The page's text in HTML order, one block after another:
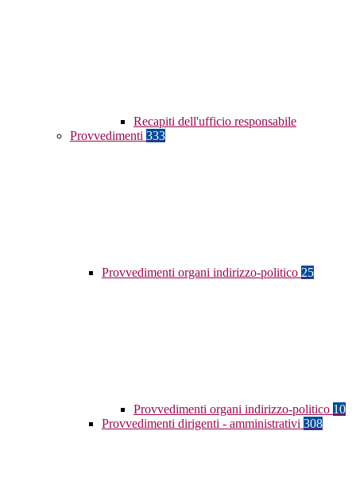
Recapiti dell'ufficio responsabile
Provvedimenti 333
Provvedimenti organi indirizzo-politico 25
Provvedimenti organi indirizzo-politico 10
Provvedimenti dirigenti - amministrativi 308